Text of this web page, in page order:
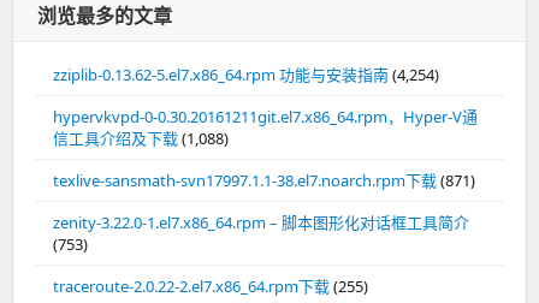
浏览最多的文章
zziplib-0.13.62-5.el7.x86_64.rpm 功能与安装指南(4,254)
hypervkvpd-0-0.30.20161211git.el7.x86_64.rpm，Hyper-V通
信工具介绍及下载(1,088)
texlive-sansmath-svn17997.1.1-38.el7.noarch.rpm下载(871)
zenity-3.22.0-1.el7.x86_64.rpm – 脚本图形化对话框工具简介
(753)
traceroute-2.0.22-2.el7.x86_64.rpm下载(255)